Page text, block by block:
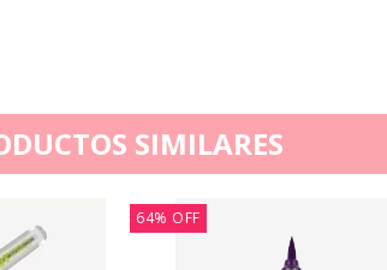
SIMILARES
64% OFF